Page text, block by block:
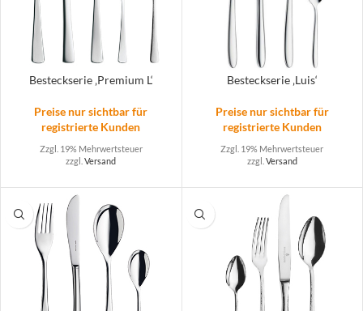
Besteckserie ‚Premium L‘
Preise nur sichtbar für
registrierte Kunden
Zzgl. 19% Mehrwertsteuer
zzgl.Versand
Besteckserie ‚Luis‘
Preise nur sichtbar für
registrierte Kunden
Zzgl. 19% Mehrwertsteuer
zzgl. Versand